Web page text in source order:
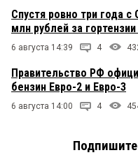
Спустя ровно три года
млн рублей за
6 августа 14:39 4
Правительство РФ
бензин Евро-2 и Евро-3
6 августа 14:00 4